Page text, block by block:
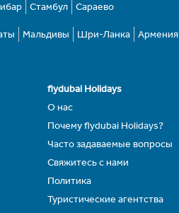
Стамбул Сараево
Мальдивы Шри-Ланка Армения
flydubai Holidays
О нас
Почему flydubai Holidays?
Часто задаваемые вопросы
Свяжитесь с нами
Политика
Туристические агентства